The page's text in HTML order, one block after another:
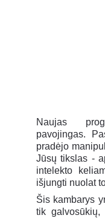
Naujas
pavojingas.
pradėjo
Jūsų tikslas -
intelekto
išjungti nuolat
Šis kambarys
tik